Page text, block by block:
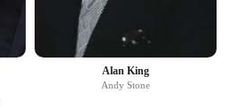
Alan King
Andy Stone